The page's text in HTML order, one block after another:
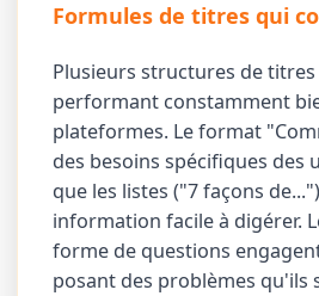
Formules de titres qui
Plusieurs structures de
performant constamment
plateformes. Le format
des besoins spécifiques des
que les listes ("7 façons
information facile à digérer.
forme de questions
posant des problèmes qu'ils